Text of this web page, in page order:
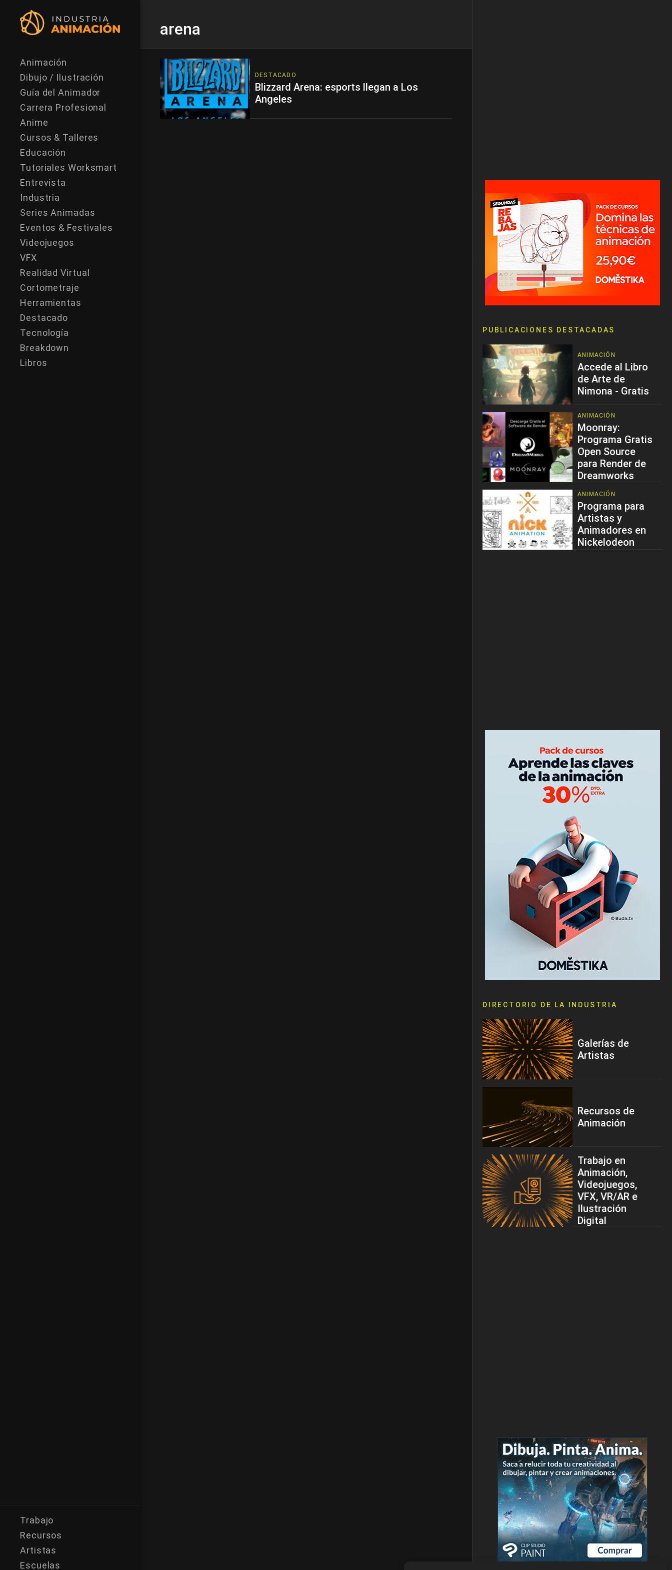
Animación
Dibujo / Ilustración
Guía del Animador
Carrera Profesional
Anime
Cursos & Talleres
Educación
Tutoriales Worksmart
Entrevista
Industria
Series Animadas
Eventos & Festivales
Videojuegos
VFX
Realidad Virtual
Cortometraje
Herramientas
Destacado
Tecnología
Breakdown
Libros
Trabajo
Recursos
Artistas
Escuelas
arena
DESTACADO
Blizzard Arena: esports llegan a Los
Angeles
PUBLICACIONES DESTACADAS
ANIMACIÓN
Accede al Libro
de Arte de
Nimona - Gratis
ANIMACIÓN
Moonray:
Programa Gratis
Open Source
para Render de
Dreamworks
ANIMACIÓN
Programa para
Artistas y
Animadores en
Nickelodeon
DIRECTORIO DE LA INDUSTRIA
Galerías de
Artistas
Recursos de
Animación
Trabajo en
Animación,
Videojuegos,
VFX, VR/AR e
Ilustración
Digital